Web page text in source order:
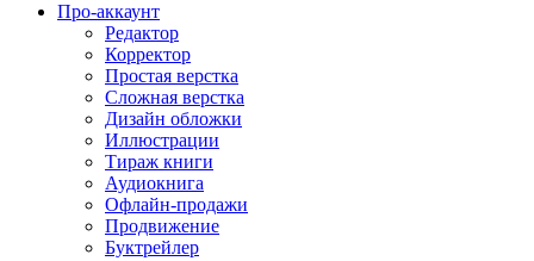
Про-аккаунт
Редактор
Корректор
Простая верстка
Сложная верстка
Дизайн обложки
Иллюстрации
Тираж книги
Аудиокнига
Офлайн-продажи
Продвижение
Буктрейлер